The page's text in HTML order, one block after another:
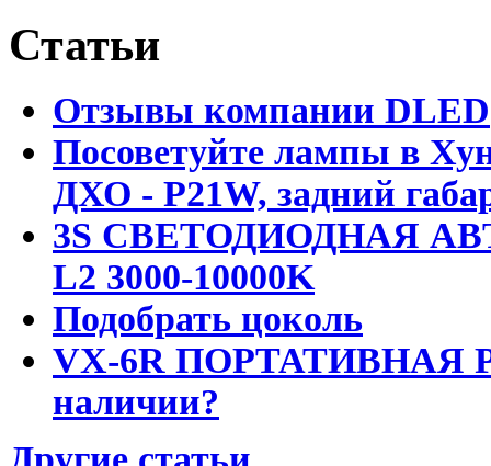
Статьи
Отзывы компании DLED
Посоветуйте лампы в
ДХО - P21W, задний
3S СВЕТОДИОДНАЯ
L2 3000-10000K
Подобрать цоколь
VX-6R ПОРТАТИВНАЯ
наличии?